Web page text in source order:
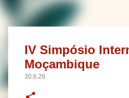
IV Simpósio
Moçambique
30.6.26